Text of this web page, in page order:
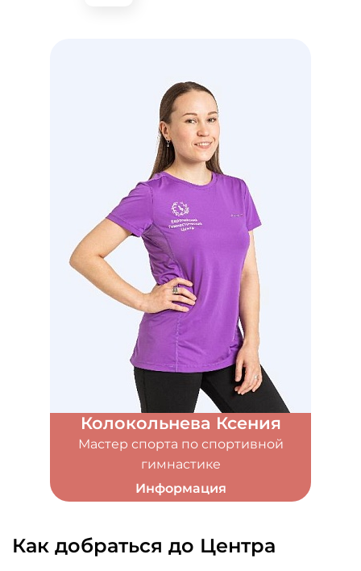
Колокольнева Ксения
Мастер спорта по спортивной
гимнастике
Информация
Как добраться до Центра